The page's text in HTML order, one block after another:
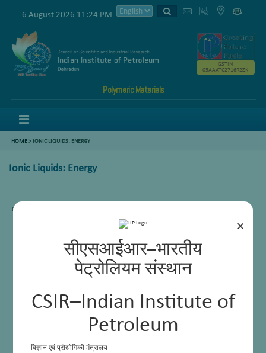
×
सीएसआईआर–भारतीय
पेट्रोलियम संस्थान
CSIR–Indian Institute of
Petroleum
विज्ञान एवं प्रौद्योगिकी मंत्रालय
6 August 2026 11:24 PM
Polymeric Materials
GSTIN
05AAATC2716R2ZK
HOME> IONIC LIQUIDS: ENERGY
Ionic Liquids: Energy
Comming Soon.